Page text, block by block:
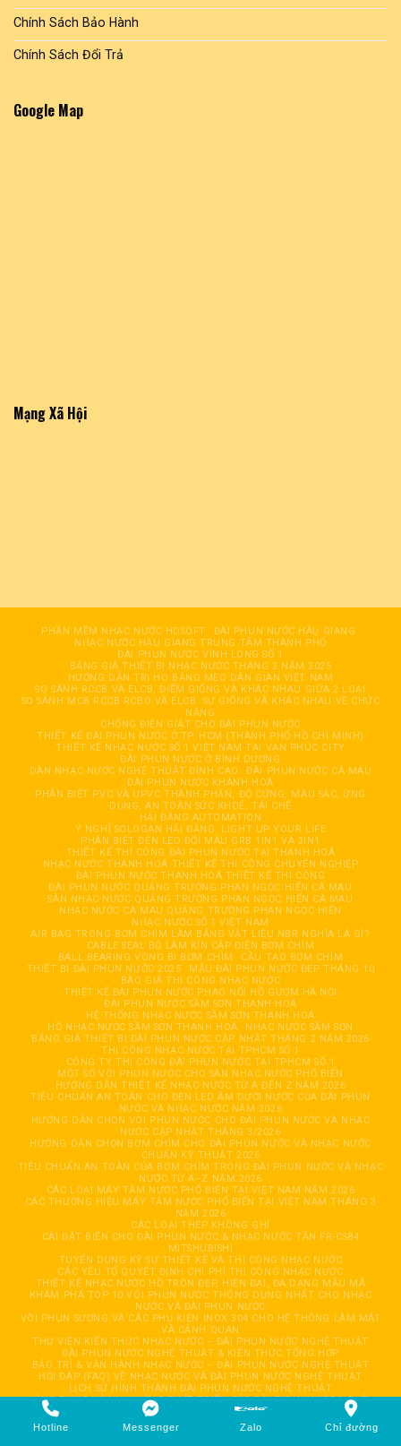
Chính Sách Bảo Hành
Chính Sách Đổi Trả
Google Map
Mạng Xã Hội
Hotline Messenger Zalo Chỉ đường
PHẦN MỀM NHẠC NƯỚC HDSOFT
ĐÀI PHUN NƯỚC HÂỤ GIANG
NHẠC NƯỚC HẬU GIANG TRUNG TÂM THÀNH PHỐ
ĐÀI PHUN NƯỚC VĨNH LONG SỐ 1
BẢNG GIÁ THIẾT BỊ NHẠC NƯỚC THÁNG 2 NĂM 2025
HƯỚNG DẪN TRỊ HO BẰNG MẸO DÂN GIAN VIỆT NAM
SO SÁNH RCCB VÀ ELCB, ĐIỂM GIỐNG VÀ KHÁC NHAU GIỮA 2 LOẠI
SO SÁNH MCB RCCB RCBO VÀ ELCB: SỰ GIỐNG VÀ KHÁC NHAU VỀ CHỨC
NĂNG
CHỐNG ĐIỆN GIẬT CHO ĐÀI PHUN NƯỚC
THIẾT KẾ ĐÀI PHUN NƯỚC Ở TP. HCM (THÀNH PHỐ HỒ CHÍ MINH)
THIẾT KẾ NHẠC NƯỚC SỐ 1 VIỆT NAM TẠI VẠN PHÚC CITY
ĐÀI PHUN NƯỚC Ở BÌNH DƯƠNG
DÀN NHẠC NƯỚC NGHỆ THUẬT ĐỈNH CAO
ĐÀI PHUN NƯỚC CÀ MAU
ĐÀI PHUN NƯỚC KHÁNH HOÀ
PHÂN BIỆT PVC VÀ UPVC THÀNH PHẦN, ĐỘ CỨNG, MÀU SẮC, ỨNG
DỤNG, AN TOÀN SỨC KHOẺ, TÁI CHẾ
HẢI ĐĂNG AUTOMATION
Ý NGHĨ SOLOGAN HẢI ĐĂNG: LIGHT UP YOUR LIFE
PHÂN BIỆT ĐÈN LED ĐỔI MÀU GRB 1IN1 VÀ 3IN1
THIẾT KẾ THI CÔNG ĐÀI PHUN NƯỚC TẠI THANH HOÁ
NHẠC NƯỚC THANH HOÁ THIẾT KẾ THI CÔNG CHUYÊN NGHIỆP
ĐÀI PHUN NƯỚC THANH HOÁ THIẾT KẾ THI CÔNG
ĐÀI PHUN NƯỚC QUẢNG TRƯỜNG PHAN NGỌC HIỂN CÀ MAU
SÀN NHẠC NƯỚC QUẢNG TRƯỜNG PHAN NGỌC HIỂN CÀ MAU
NHẠC NƯỚC CÀ MAU QUẢNG TRƯỜNG PHAN NGỌC HIỂN
NHẠC NƯỚC SỐ 1 VIỆT NAM
AIR BAG TRONG BƠM CHÌM LÀM BẰNG VẬT LIỆU NBR NGHĨA LÀ GÌ?
CABLE SEAL BỘ LÀM KÍN CÁP ĐIỆN BƠM CHÌM
BALL BEARING VÒNG BI BƠM CHÌM
CẦU TẠO BƠM CHÌM
THIẾT BỊ ĐÀI PHUN NƯỚC 2025
MẪU ĐÀI PHUN NƯỚC ĐẸP THÁNG 10
BÁO GIÁ THI CÔNG NHẠC NƯỚC
THIẾT KẾ ĐÀI PHUN NƯỚC PHAO NỔI HỒ GƯƠM HÀ NỘI
ĐÀI PHUN NƯỚC SẦM SƠN THANH HOÁ
HỆ THỐNG NHẠC NƯỚC SẦM SƠN THANH HOÁ
HỒ NHẠC NƯỚC SẦM SƠN THANH HOÁ
NHẠC NƯỚC SẦM SƠN
BẢNG GIÁ THIẾT BỊ ĐÀI PHUN NƯỚC CẬP NHẬT THÁNG 2 NĂM 2026
THI CÔNG NHẠC NƯỚC TẠI TPHCM SỐ 1
CÔNG TY THI CÔNG ĐÀI PHUN NƯỚC TẠI TPHCM SỐ 1
MỘT SỐ VÒI PHUN NƯỚC CHO SÀN NHẠC NƯỚC PHỔ BIẾN
HƯỚNG DẪN THIẾT KẾ NHẠC NƯỚC TỪ A ĐẾN Z NĂM 2026
TIÊU CHUẨN AN TOÀN CHO ĐÈN LED ÂM DƯỚI NƯỚC CỦA ĐÀI PHUN
NƯỚC VÀ NHẠC NƯỚC NĂM 2026
HƯỚNG DẪN CHỌN VÒI PHUN NƯỚC CHO ĐÀI PHUN NƯỚC VÀ NHẠC
NƯỚC CẬP NHẬT THÁNG 3/2026
HƯỚNG DẪN CHỌN BƠM CHÌM CHO ĐÀI PHUN NƯỚC VÀ NHẠC NƯỚC
CHUẨN KỸ THUẬT 2026
TIÊU CHUẨN AN TOÀN CỦA BƠM CHÌM TRONG ĐÀI PHUN NƯỚC VÀ NHẠC
NƯỚC TỪ A–Z NĂM 2026
CÁC LOẠI MÁY TĂM NƯỚC PHỔ BIẾN TẠI VIỆT NAM NĂM 2026
CÁC THƯƠNG HIỆU MÁY TĂM NƯỚC PHỔ BIẾN TẠI VIỆT NAM THÁNG 3
NĂM 2026
CÁC LOẠI THÉP KHÔNG GHỈ
CÀI ĐẶT BIẾN CHO ĐÀI PHUN NƯỚC & NHẠC NƯỚC TẦN FR-CS84
MITSHUBISHI
TUYỂN DỤNG KỸ SƯ THIẾT KẾ VÀ THI CÔNG NHẠC NƯỚC
CÁC YẾU TỐ QUYẾT ĐỊNH CHI PHÍ THI CÔNG NHẠC NƯỚC
THIẾT KẾ NHẠC NƯỚC HỒ TRÒN ĐẸP, HIỆN ĐẠI, ĐA DẠNG MẪU MÃ
KHÁM PHÁ TOP 10 VÒI PHUN NƯỚC THÔNG DỤNG NHẤT CHO NHẠC
NƯỚC VÀ ĐÀI PHUN NƯỚC
VÒI PHUN SƯƠNG VÀ CÁC PHỤ KIỆN INOX 304 CHO HỆ THỐNG LÀM MÁT
VÀ CẢNH QUAN
THƯ VIỆN KIẾN THỨC NHẠC NƯỚC – ĐÀI PHUN NƯỚC NGHỆ THUẬT
ĐÀI PHUN NƯỚC NGHỆ THUẬT & KIẾN THỨC TỔNG HỢP
BẢO TRÌ & VẬN HÀNH NHẠC NƯỚC – ĐÀI PHUN NƯỚC NGHỆ THUẬT
HỎI ĐÁP (FAQ) VỀ NHẠC NƯỚC VÀ ĐÀI PHUN NƯỚC NGHỆ THUẬT
LỊCH SỬ HÌNH THÀNH ĐÀI PHUN NƯỚC NGHỆ THUẬT
ỨNG DỤNG VÀ XU HƯỚNG PHÁT TRIỂN CỦA ĐÀI PHUN NƯỚC NGHỆ
THUẬT HIỆN ĐẠI
BÌNH LỌC CÁT EMAUX: CẨM NANG LỰA CHỌN, LẮP ĐẶT, VẬN HÀNH VÀ
BẢO TRÌ TOÀN DIỆN